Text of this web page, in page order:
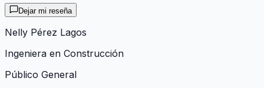
Dejar mi reseña
Nelly Pérez Lagos
Ingeniera en Construcción
Público General